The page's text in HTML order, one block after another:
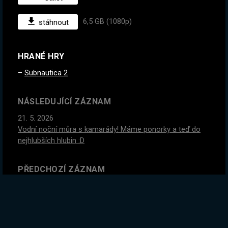
stáhnout 6,5 GB (1080p)
HRANÉ HRY
Subnautica 2
NÁSLEDUJÍCÍ ZÁZNAM
21. 5. 2026
Vodní noční můra s kamarády! Máme ponorky a teď do
nejhlubších hlubin :D
PŘEDCHOZÍ ZÁZNAM